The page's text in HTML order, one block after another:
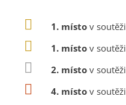
1. místo v soutěži
1. místo v soutěži
2. místo v soutěži
4. místo v soutěži